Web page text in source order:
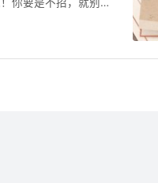
你要是不招，就别怪
男女搭配，练叉腰肌
房了？ 某队员：小